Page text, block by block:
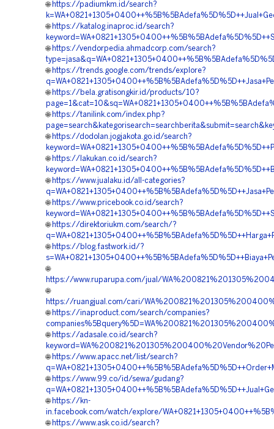
🌐 https://padiumkm.id/search?
🌐 https://katalog.inaproc.id/search?
🌐 https://vendorpedia.ahmadcorp.com/search?
🌐 https://trends.google.com/trends/explore?
🌐 https://bela.gratisongkir.id/products/10?
🌐 https://tanilink.com/index.php?
🌐 https://dodolan.jogjakota.go.id/search?
🌐 https://lakukan.co.id/search?
🌐 https://www.jualaku.id/all-categories?
🌐 https://www.pricebook.co.id/search?
🌐 https://direktoriukm.com/search/?
🌐 https://blog.fastwork.id/?
🌐
https://www.ruparupa.com/jual/
🌐
https://ruangjual.com/cari/
🌐 https://inaproduct.com/search/companies?
🌐 https://adasale.co.id/search?
🌐 https://www.apacc.net/list/search?
🌐 https://www.99.co/id/sewa/gudang?
🌐 https://kn-
in.facebook.com/watch/explore/
🌐 https://www.ask.co.id/search?